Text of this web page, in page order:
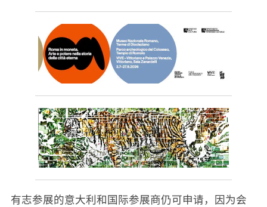
有志参展的意大利和国际参展商仍可申请，因为会